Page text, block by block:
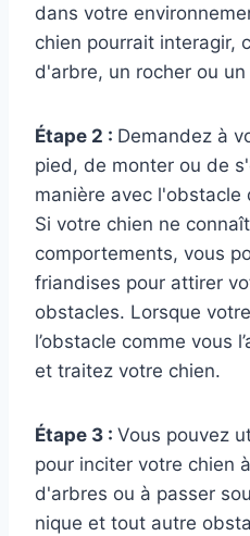
dans votre
chien pourrait interagir,
d'arbre, un rocher ou
Étape 2 : Demandez à
pied, de monter ou de
manière avec l'obstacle
Si votre chien ne
comportements, vous
friandises pour attirer
obstacles. Lorsque
l’obstacle comme vous
et traitez votre chien.
Étape 3 : Vous pouvez
pour inciter votre chien
d'arbres ou à passer
nique et tout autre